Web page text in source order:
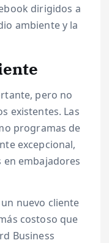
dirigidos a
ambiente y la
pero no
existentes. Las
programas de
excepcional,
embajadores
nuevo cliente
costoso que
Business